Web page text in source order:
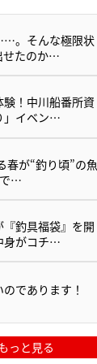
。そんな極限状
せたのか…
！中川船番所資
」イベン…
春が“釣り頃”の魚
で…
『釣具福袋』を開
身がコチ…
のであります！
っと見る